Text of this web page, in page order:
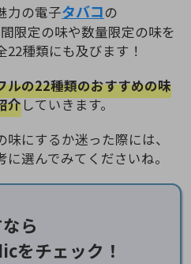
力の電子タバコの
限定の味や数量限定の味を
種類にも及びます！
ルの22種類のおすすめの味
介していきます。
にするか迷った際には、
選んでみてくださいね。
ら
をチェック！